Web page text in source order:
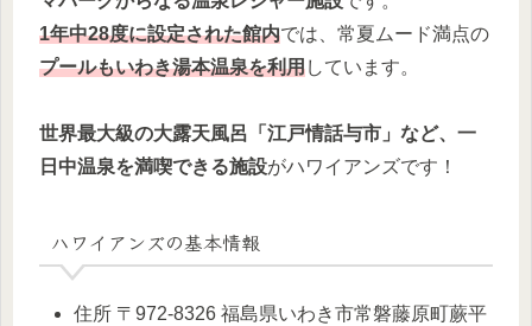
1年中28度に設定された館内では、常夏ムード満点の
プールもいわき湯本温泉を利用しています。
世界最大級の大露天風呂「江戸情話与市」など、一
日中温泉を満喫できる施設がハワイアンズです！
ハワイアンズの基本情報
住所 〒972-8326 福島県いわき市常磐藤原町蕨平